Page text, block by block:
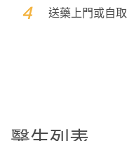
送藥上門或自取